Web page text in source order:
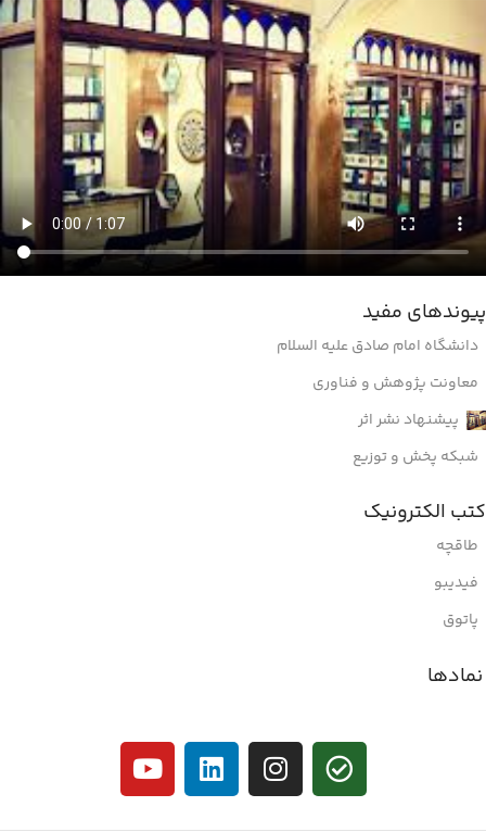
پیوندهای مفید
دانشگاه امام صادق علیه السلام
معاونت پژوهش و فناوری
پیشنهاد نشر اثر
شبکه پخش و توزیع
کتب الکترونیک
طاقچه
فیدیبو
پاتوق
نمادها